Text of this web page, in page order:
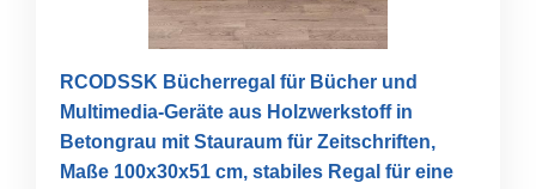
RCODSSK Bücherregal für Bücher und
Multimedia-Geräte aus Holzwerkstoff in
Betongrau mit Stauraum für Zeitschriften,
Maße 100x30x51 cm, stabiles Regal für eine